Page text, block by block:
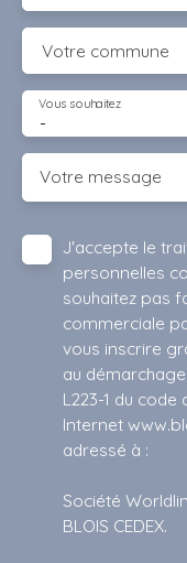
Votre commune
-
Vous souhaitez
Votre message
J'accepte le
personnelles
souhaitez pas
commerciale
vous inscrire
au
L223-1 du
Internet
adressé à :
Société
BLOIS CEDEX.